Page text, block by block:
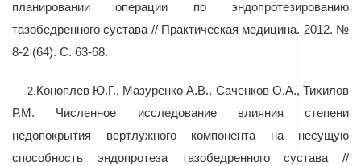
планировании операции по эндопротезированию
тазобедренного сустава // Практическая медицина. 2012. №
8-2 (64). С. 63-68.
2. Коноплев Ю.Г., Мазуренко А.В., Саченков О.А., Тихилов
Р.М. Численное исследование влияния степени
недопокрытия вертлужного компонента на несущую
способность эндопротеза тазобедренного сустава //